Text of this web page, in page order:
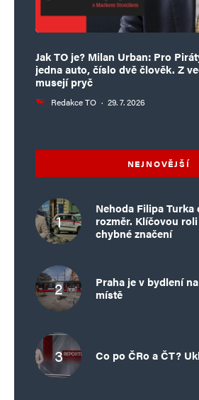
Jak TO je? Milan Urban: Pro
jedna auto, číslo dvě člověk. Z
musejí pryč
Redakce TO · 29. 7. 2026
NEJNOVĚJŠÍ
Nehoda Filipa
rozměr. Klíčovou
chybné značení
Praha je v bydlení
místě
Co po ČRo a ČT?